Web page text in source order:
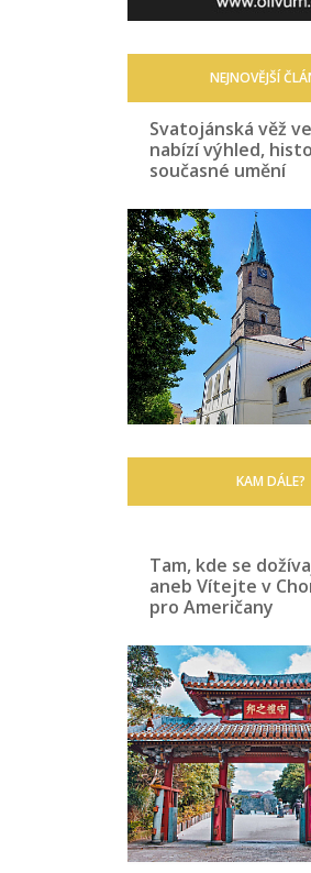
NEJNOVĚJŠÍ
Svatojánská věž
nabízí výhled,
současné umění
KAM DÁLE?
Tam, kde se
aneb Vítejte v
pro Američany